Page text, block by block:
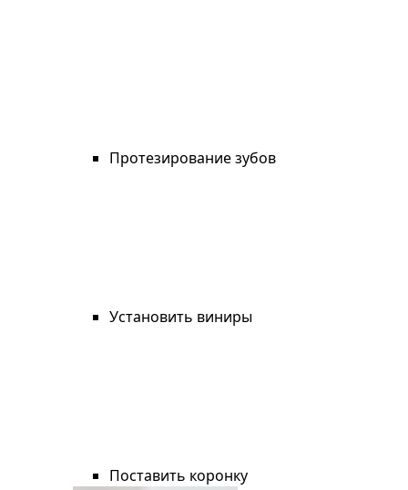
Протезирование зубов
Установить виниры
Поставить коронку